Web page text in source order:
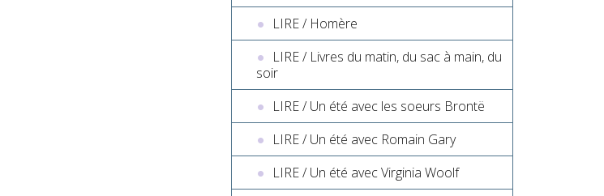
LIRE / Homère
LIRE / Livres du matin, du sac à main, du
soir
LIRE / Un été avec les soeurs Brontë
LIRE / Un été avec Romain Gary
LIRE / Un été avec Virginia Woolf